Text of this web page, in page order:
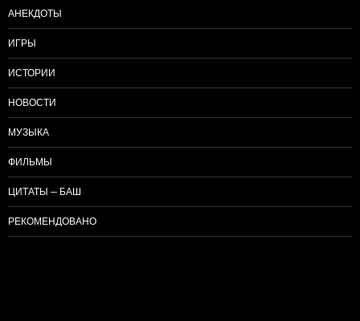
АНЕКДОТЫ
ИГРЫ
ИСТОРИИ
НОВОСТИ
МУЗЫКА
ФИЛЬМЫ
ЦИТАТЫ — БАШ
РЕКОМЕНДОВАНО